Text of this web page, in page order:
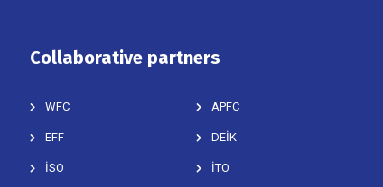
Collaborative partners
WFC APFC
EFF DEİK
İSO İTO